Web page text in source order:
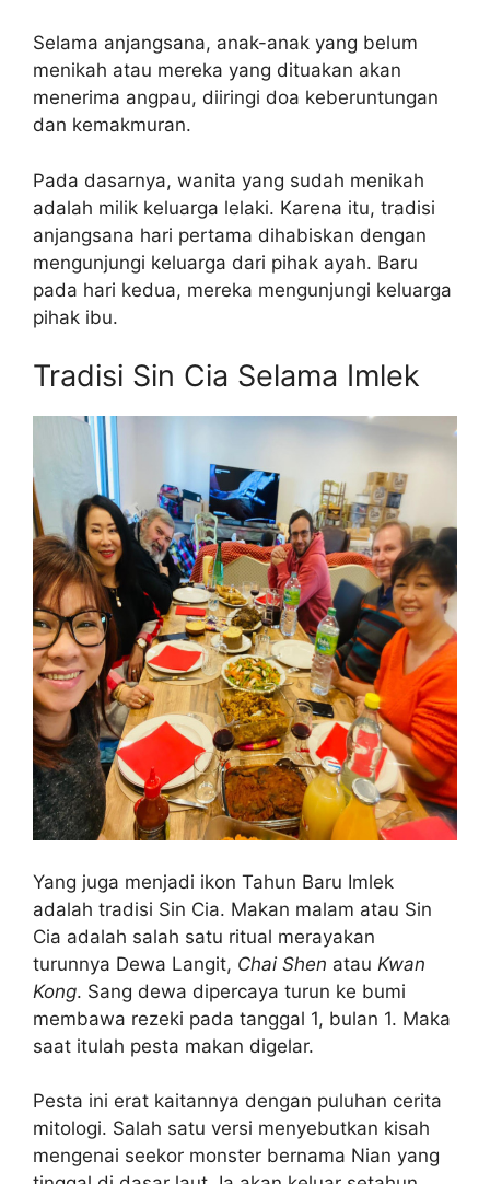
Selama anjangsana, anak-anak yang belum
menikah atau mereka yang dituakan akan
menerima angpau, diiringi doa keberuntungan
dan kemakmuran.
Pada dasarnya, wanita yang sudah menikah
adalah milik keluarga lelaki. Karena itu, tradisi
anjangsana hari pertama dihabiskan dengan
mengunjungi keluarga dari pihak ayah. Baru
pada hari kedua, mereka mengunjungi keluarga
pihak ibu.
Tradisi Sin Cia Selama Imlek
Yang juga menjadi ikon Tahun Baru Imlek
adalah tradisi Sin Cia. Makan malam atau Sin
Cia adalah salah satu ritual merayakan
turunnya Dewa Langit, Chai Shen atau Kwan
Kong. Sang dewa dipercaya turun ke bumi
membawa rezeki pada tanggal 1, bulan 1. Maka
saat itulah pesta makan digelar.
Pesta ini erat kaitannya dengan puluhan cerita
mitologi. Salah satu versi menyebutkan kisah
mengenai seekor monster bernama Nian yang